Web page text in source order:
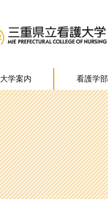
大学案内 看護学部